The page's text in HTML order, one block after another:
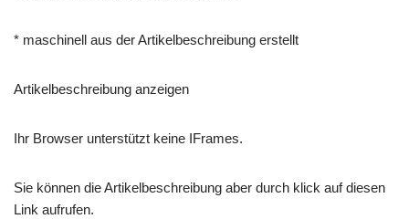
* maschinell aus der Artikelbeschreibung erstellt
Artikelbeschreibung anzeigen
Ihr Browser unterstützt keine IFrames.
Sie können die Artikelbeschreibung aber durch klick auf diesen
Link aufrufen.